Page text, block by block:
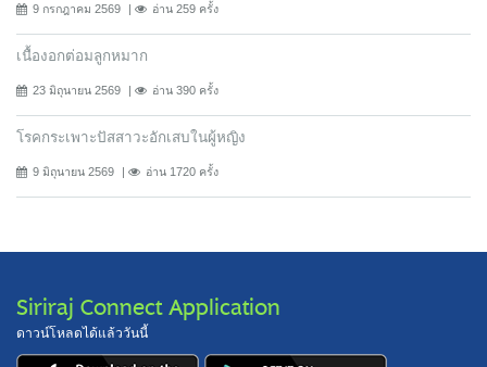
9 กรกฎาคม 2569 อ่าน 259 ครั้ง
เนื้องอกต่อมลูกหมาก
23 มิถุนายน 2569 อ่าน 390 ครั้ง
โรคกระเพาะปัสสาวะอักเสบในผู้หญิง
9 มิถุนายน 2569 อ่าน 1720 ครั้ง
Siriraj Connect Application
ดาวน์โหลดได้แล้ววันนี้